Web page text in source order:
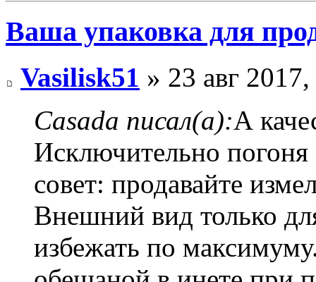
Ваша упаковка для
Vasilisk51 » 23 авг
Casada писал(а):А
Исключительно погоня
совет: продавайте
Внешний вид только
избежать по